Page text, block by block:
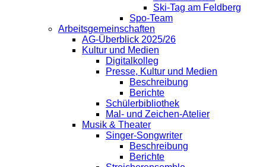
Ski-Tag am Feldberg
Spo-Team
Arbeitsgemeinschaften
AG-Überblick 2025/26
Kultur und Medien
Digitalkolleg
Presse, Kultur und Medien
Beschreibung
Berichte
Schülerbibliothek
Mal- und Zeichen-Atelier
Musik & Theater
Singer-Songwriter
Beschreibung
Berichte